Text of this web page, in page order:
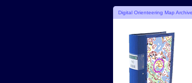
Digital Orienteering Map